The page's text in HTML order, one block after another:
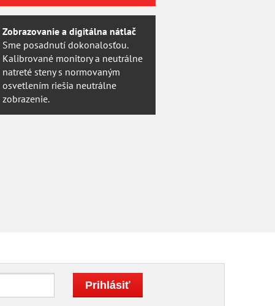
Zobrazovanie a digitálna nátlač
Sme posadnutí dokonalosťou.
Kalibrované monitory a neutrálne
natreté steny s normovaným
osvetlením riešia neutrálne
zobrazenie.